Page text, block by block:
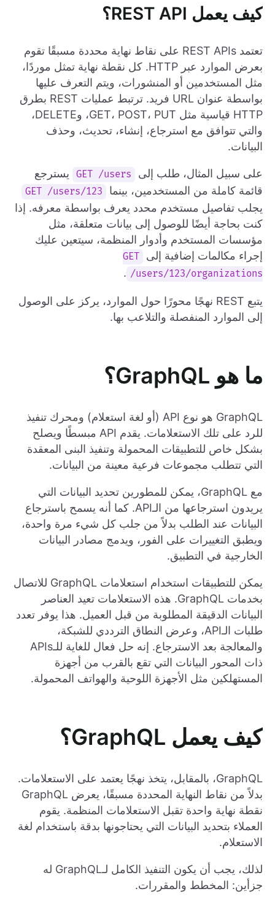
كيف يعمل REST API؟
تعتمد REST APIs على نقاط نهاية محددة مسبقًا تقوم
بعرض الموارد عبر HTTP. كل نقطة نهاية تمثل موردًا،
مثل المستخدمين أو المنشورات، ويتم التعرف عليها
بواسطة عنوان URL فريد. ترتبط عمليات REST بطرق
HTTP قياسية مثل GET، POST، PUT، وDELETE،
والتي تتوافق مع استرجاع، إنشاء، تحديث، وحذف
البيانات.
على سبيل المثال، طلب إلى GET /users
يسترجع
قائمة كاملة من المستخدمين، بينما
GET /users/123
يجلب تفاصيل مستخدم محدد يعرف بواسطة معرفه. إذا
كنت بحاجة أيضًا للوصول إلى بيانات متعلقة، مثل
مؤسسات المستخدم وأدوار المنظمة، سيتعين عليك
إجراء مكالمات إضافية إلى
GET
/users/123/organizations
.
يتبع REST نهجًا محورًا حول الموارد، يركز على الوصول
إلى الموارد المنفصلة والتلاعب بها.
ما هو GraphQL؟
GraphQL هو نوع API (أو لغة استعلام) ومحرك تنفيذ
للرد على تلك الاستعلامات. يقدم API مبسطًا ويصلح
بشكل خاص للتطبيقات المحمولة وتنفيذ البنى المعقدة
التي تتطلب مجموعات فرعية معينة من البيانات.
مع GraphQL، يمكن للمطورين تحديد البيانات التي
يريدون استرجاعها من الـAPI. كما أنه يسمح باسترجاع
البيانات عند الطلب بدلاً من جلب كل شيء مرة واحدة،
ويطبق التغييرات على الفور، ويدمج مصادر البيانات
الخارجية في التطبيق.
يمكن للتطبيقات استخدام استعلامات GraphQL للاتصال
بخدمات GraphQL. هذه الاستعلامات تعيد العناصر
البيانات الدقيقة المطلوبة من قبل العميل. هذا يوفر تعدد
طلبات الـAPI، وعرض النطاق الترددي للشبكة،
والمعالجة بعد الاسترجاع. إنه حل فعال للغاية للـAPIs
ذات المحور البيانات التي تقع بالقرب من أجهزة
المستهلكين مثل الأجهزة اللوحية والهواتف المحمولة.
كيف يعمل GraphQL؟
GraphQL، بالمقابل، يتخذ نهجًا يعتمد على الاستعلامات.
بدلاً من نقاط النهاية المحددة مسبقًا، يعرض GraphQL
نقطة نهاية واحدة تقبل الاستعلامات المنظمة. يقوم
العملاء بتحديد البيانات التي يحتاجونها بدقة باستخدام لغة
الاستعلام.
لذلك، يجب أن يكون التنفيذ الكامل لـGraphQL له
جزأين: المخطط والمقررات.